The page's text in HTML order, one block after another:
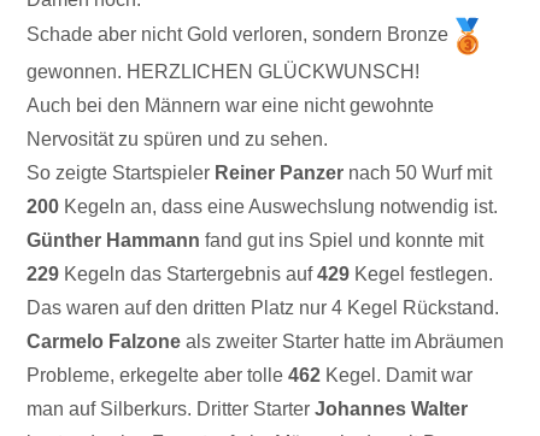
Schade aber nicht Gold verloren, sondern Bronze
gewonnen. HERZLICHEN GLÜCKWUNSCH!
Auch bei den Männern war eine nicht gewohnte
Nervosität zu spüren und zu sehen.
So zeigte Startspieler Reiner Panzer nach 50 Wurf mit
200 Kegeln an, dass eine Auswechslung notwendig ist.
Günther Hammann fand gut ins Spiel und konnte mit
229 Kegeln das Startergebnis auf429 Kegel festlegen.
Das waren auf den dritten Platz nur 4 Kegel Rückstand.
Carmelo Falzone als zweiter Starter hatte im Abräumen
Probleme, erkegelte aber tolle462 Kegel. Damit war
man auf Silberkurs. Dritter StarterJohannes Walter